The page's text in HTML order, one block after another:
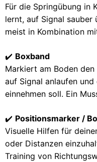
Für die Springübung in
lernt, auf Signal sauber
meist in Kombination
✔️ Boxband
Markiert am Boden den
auf Signal anlaufen
einnehmen soll. Ein
✔️ Positionsmarker /
Visuelle Hilfen für
oder Distanzen
Training von